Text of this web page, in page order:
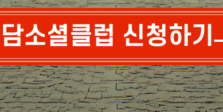
소셜클럽 신청하기